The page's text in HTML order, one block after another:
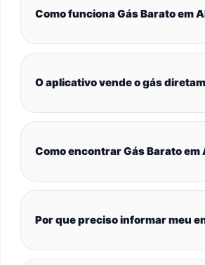
Como funciona Gás Barato em
O aplicativo vende o gás
Como encontrar Gás Barato
Por que preciso informar meu